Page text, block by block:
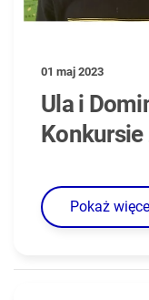
01 maj 2023
Ula i
Pokaż